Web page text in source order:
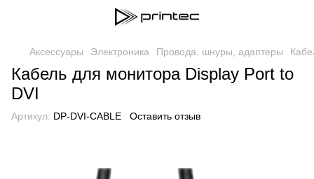
Аксессуары Электроника Провода, шнуры, адаптеры
Кабель для монитора Display Port to
DVI
Артикул: DP-DVI-CABLE Оставить отзыв